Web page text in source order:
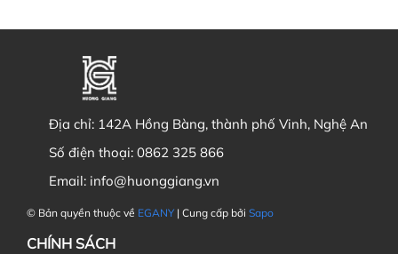
Địa chỉ: 142A Hồng Bàng, thành phố Vinh, Nghệ An
Số điện thoại: 0862 325 866
Email: info@huonggiang.vn
© Bản quyền thuộc về EGANY | Cung cấp bởi Sapo
CHÍNH SÁCH